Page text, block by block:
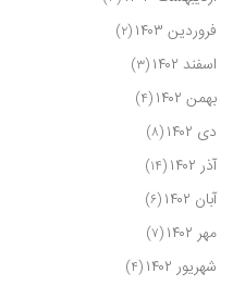
فروردین ۱۴۰۳ (۲)
اسفند ۱۴۰۲ (۳)
بهمن ۱۴۰۲ (۴)
دی ۱۴۰۲ (۸)
آذر ۱۴۰۲ (۱۴)
آبان ۱۴۰۲ (۶)
مهر ۱۴۰۲ (۷)
شهریور ۱۴۰۲ (۴)